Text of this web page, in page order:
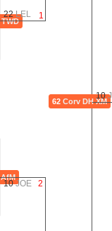
TWD
AfM
22LEL 1
10JOE 2
62 Corv DH XM
10